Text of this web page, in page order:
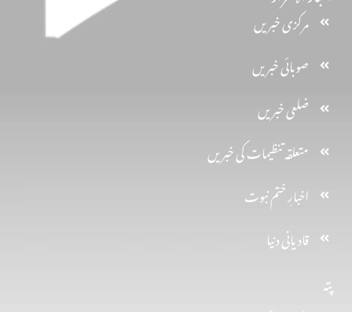
پتہ
مرکزی خبریں
صوبائی خبریں
ضلعی خبریں
متعلقہ تنظیمات کی خبریں
اخبارِ ختم نبوت
قادیانی دنیا